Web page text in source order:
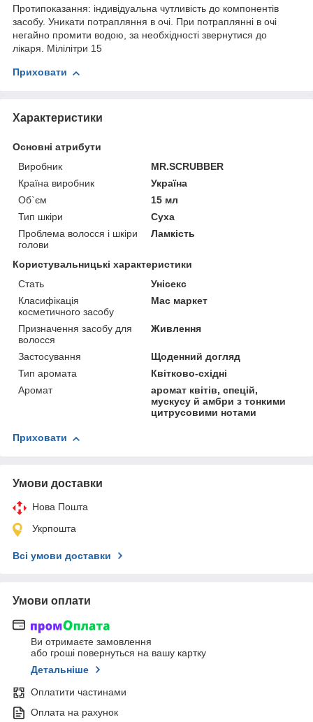
Протипоказання: індивідуальна чутливість до компонентів
засобу. Уникати потрапляння в очі. При потраплянні в очі
негайно промити водою, за необхідності звернутися до
лікаря. Мілілітри 15
Приховати
Характеристики
Основні атрибути
Виробник
MR.SCRUBBER
Країна виробник
Україна
Об`єм
15 мл
Тип шкіри
Суха
Проблема волосся і шкіри
голови
Ламкість
Користувальницькі характеристики
Стать
Унісекс
Класифікація
косметичного засобу
Мас маркет
Призначення засобу для
волосся
Живлення
Застосування
Щоденний догляд
Тип аромата
Квітково-східні
Аромат
аромат квітів, спецій,
мускусу й амбри з тонкими
цитрусовими нотами
Приховати
Умови доставки
Нова Пошта
Укрпошта
Всі умови доставки
Умови оплати
Ви отримаєте замовлення
або гроші повернуться на вашу картку
Детальніше
Оплатити частинами
Оплата на рахунок